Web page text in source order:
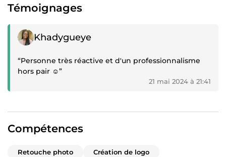
Témoignages
Témoignage positif
Khadygueye
“Personne très réactive et d'un professionnalisme
hors pair ☺️”
21 mai 2024 à 21:41
Compétences
Retouche photo
Création de logo